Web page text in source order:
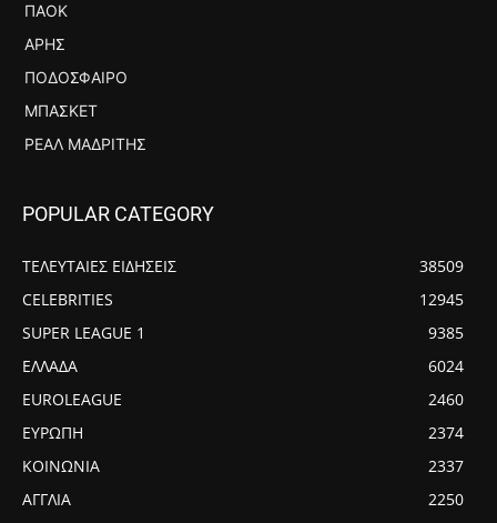
ΠΑΟΚ
ΆΡΗΣ
ΠΟΔΌΣΦΑΙΡΟ
ΜΠΆΣΚΕΤ
ΡΕΆΛ ΜΑΔΡΊΤΗΣ
POPULAR CATEGORY
ΤΕΛΕΥΤΑΙΕΣ ΕΙΔΗΣΕΙΣ
38509
CELEBRITIES
12945
SUPER LEAGUE 1
9385
ΕΛΛΑΔΑ
6024
EUROLEAGUE
2460
ΕΥΡΩΠΗ
2374
ΚΟΙΝΩΝΙΑ
2337
ΑΓΓΛΙΑ
2250